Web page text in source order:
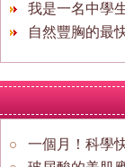
我是一名中學
自然豐胸的最
一個月！科學